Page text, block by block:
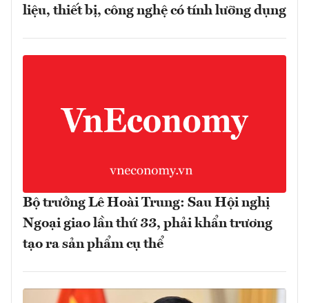
liệu, thiết bị, công nghệ có tính lưỡng dụng
Bộ trưởng Lê Hoài Trung: Sau Hội nghị
Ngoại giao lần thứ 33, phải khẩn trương
tạo ra sản phẩm cụ thể